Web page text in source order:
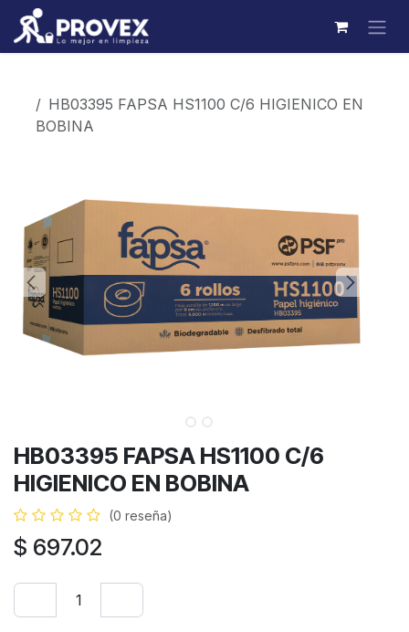
Ir al contenido
HB03395 FAPSA HS1100 C/6 HIGIENICO EN
BOBINA
HB03395 FAPSA HS1100 C/6
HIGIENICO EN BOBINA
(0 reseña)
$ 697.02